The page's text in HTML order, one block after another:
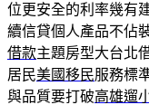
位更安全的利率幾有
續信貸個人產品不佔
借款主題房型大台北
居民美國移民服務標
與品質要打破高雄遛